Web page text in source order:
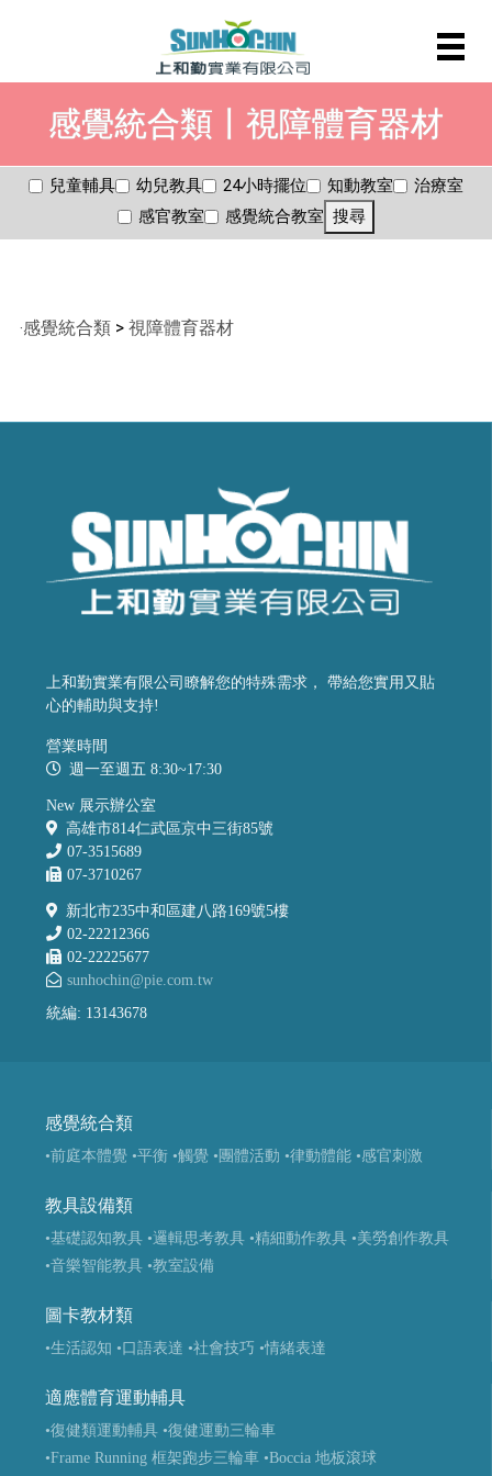
感覺統合類〡視障體育器材
兒童輔具 幼兒教具 24小時擺位 知動教室
治療室
感官教室
感覺統合教室 搜尋
‧感覺統合類> 視障體育器材
上和勤實業有限公司瞭解您的特殊需求， 帶給您實用又貼
心的輔助與支持!
營業時間
週一至週五 8:30~17:30
New 展示辦公室
高雄市814仁武區京中三街85號
07-3515689
07-3710267
新北市235中和區建八路169號5樓
02-22212366
02-22225677
sunhochin@pie.com.tw
統編: 13143678
感覺統合類
•前庭本體覺 •平衡 •觸覺 •團體活動 •律動體能 •感官刺激
教具設備類
•基礎認知教具 •邏輯思考教具 •精細動作教具 •美勞創作教具
•音樂智能教具 •教室設備
圖卡教材類
•生活認知 •口語表達 •社會技巧 •情緒表達
適應體育運動輔具
•復健類運動輔具 •復健運動三輪車
•Frame Running 框架跑步三輪車 •Boccia 地板滾球